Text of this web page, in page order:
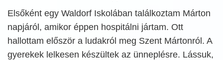
Elsőként egy Waldorf Iskolában találkoztam Márton
napjáról, amikor éppen hospitálni jártam. Ott
hallottam először a ludakról meg Szent Mártonról. A
gyerekek lelkesen készültek az ünneplésre. Lássuk,